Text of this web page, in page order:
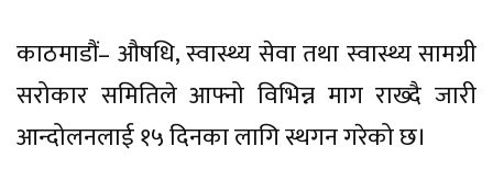
काठमाडौं– औषधि, स्वास्थ्य सेवा तथा स्वास्थ्य सामग्री
सरोकार समितिले आफ्नो विभिन्न माग राख्दै जारी
आन्दोलनलाई १५ दिनका लागि स्थगन गरेको छ।